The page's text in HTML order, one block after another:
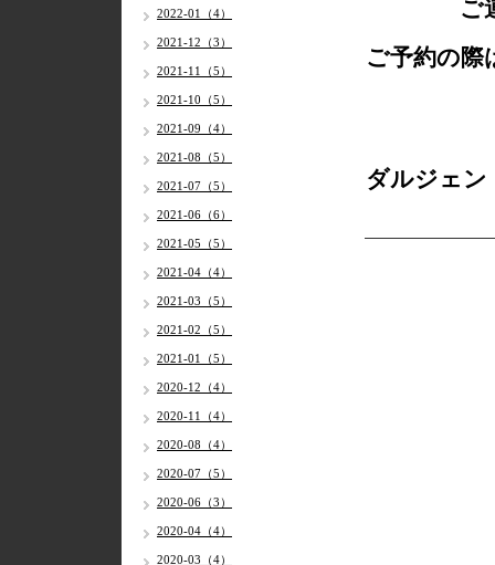
ご
ご予約の際
ダルジェ
2022-01（4）
2021-12（3）
2021-11（5）
2021-10（5）
2021-09（4）
2021-08（5）
2021-07（5）
2021-06（6）
2021-05（5）
2021-04（4）
2021-03（5）
2021-02（5）
2021-01（5）
2020-12（4）
2020-11（4）
2020-08（4）
2020-07（5）
2020-06（3）
2020-04（4）
2020-03（4）